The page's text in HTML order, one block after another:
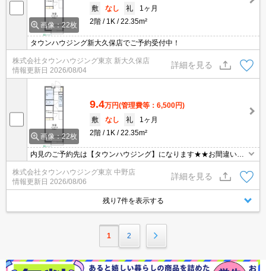
画像：22枚
敷
なし 礼
1ヶ月
2階
1K 22.35m²
タウンハウジング新大久保店でご予約受付中！
株式会社タウンハウジング東京 新大久保店
情報更新日 2026/08/04
詳細を見る
画像：22枚
9.4万円(管理費等：6,500円)
敷
なし 礼
1ヶ月
2階
1K 22.35m²
内見のご予約先は【タウンハウジング】になります★★お間違いな
く♪
株式会社タウンハウジング東京 中野店
情報更新日 2026/08/06
詳細を見る
残り7件を表示する
1 2